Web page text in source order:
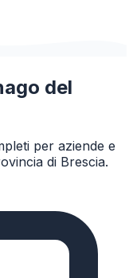
del
per aziende e
di Brescia.